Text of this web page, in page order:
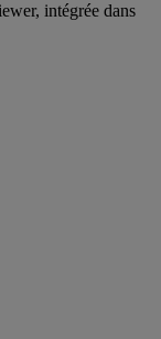
intégrée dans